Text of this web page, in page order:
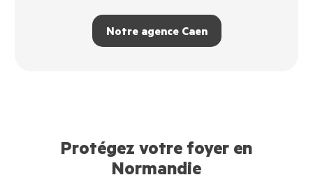
Notre agence Caen
Protégez votre foyer en
Normandie